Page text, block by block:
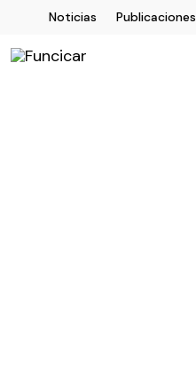
Noticias Publicaciones